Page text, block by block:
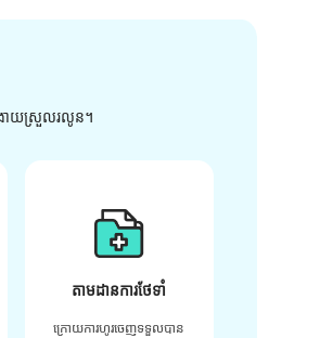
ាយស្រួលរលូន។
តាមដានការថែទាំ
ក្រោយ​ការ​ហូរ​ចេញ​ទទួល​បាន​